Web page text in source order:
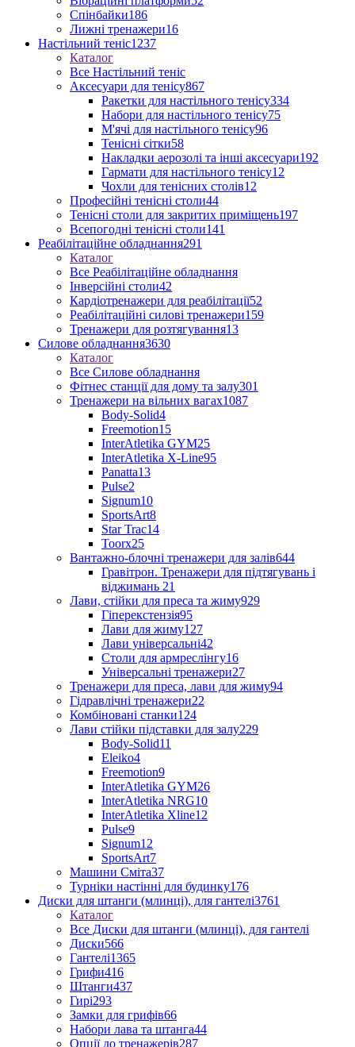
Спінбайки186
Лижні тренажери16
Настільний теніс1237
Каталог
Все Настільний теніс
Аксесуари для тенісу867
Ракетки для настільного тенісу334
Набори для настільного тенісу75
М'ячі для настільного тенісу96
Тенісні сітки58
Накладки аерозолі та інші аксесуари192
Гармати для настільного тенісу12
Чохли для тенісних столів12
Професійні тенісні столи44
Тенісні столи для закритих приміщень197
Всепогодні тенісні столи141
Реабілітаційне обладнання291
Каталог
Все Реабілітаційне обладнання
Інверсійні столи42
Кардіотренажери для реабілітації52
Реабілітаційні силові тренажери159
Тренажери для розтягування13
Силове обладнання3630
Каталог
Все Силове обладнання
Фітнес станції для дому та залу301
Тренажери на вільних вагах1087
Body-Solid4
Freemotion15
InterAtletika GYM25
InterAtletika X-Line95
Panatta13
Pulse2
Signum10
SportsArt8
Star Trac14
Toorx25
Вантажно-блочні тренажери для залів644
Гравітрон. Тренажери для підтягувань і
віджимань 21
Лави, стійки для преса та жиму929
Гіперекстензія95
Лави для жиму127
Лави універсальні42
Столи для армреслінгу16
Універсальні тренажери27
Тренажери для преса, лави для жиму94
Гідравлічні тренажери22
Комбіновані станки124
Лави стійки підставки для залу229
Body-Solid11
Eleiko4
Freemotion9
InterAtletika GYM26
InterAtletika NRG10
InterAtletika Xline12
Pulse9
Signum12
SportsArt7
Машини Сміта37
Турніки настінні для будинку176
Диски для штанги (млинці), для гантелі3761
Каталог
Все Диски для штанги (млинці), для гантелі
Диски566
Гантелі1365
Грифи416
Штанги437
Гирі293
Замки для грифів66
Набори лава та штанга44
Опції до тренажерів287